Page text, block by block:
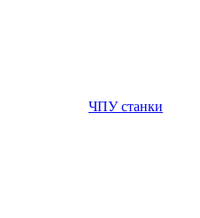
ЧПУ станки